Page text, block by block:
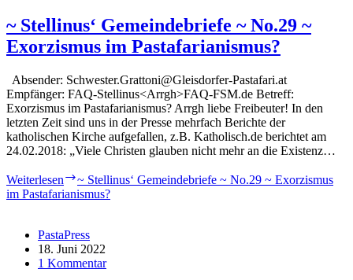
~ Stellinus‘ Gemeindebriefe ~ No.29 ~
Exorzismus im Pastafarianismus?
Absender: Schwester.Grattoni@Gleisdorfer-Pastafari.at
Empfänger: FAQ-Stellinus<Arrgh>FAQ-FSM.de Betreff:
Exorzismus im Pastafarianismus? Arrgh liebe Freibeuter! In den
letzten Zeit sind uns in der Presse mehrfach Berichte der
katholischen Kirche aufgefallen, z.B. Katholisch.de berichtet am
24.02.2018: „Viele Christen glauben nicht mehr an die Existenz…
Weiterlesen
~ Stellinus‘ Gemeindebriefe ~ No.29 ~ Exorzismus
im Pastafarianismus?
PastaPress
18. Juni 2022
1 Kommentar